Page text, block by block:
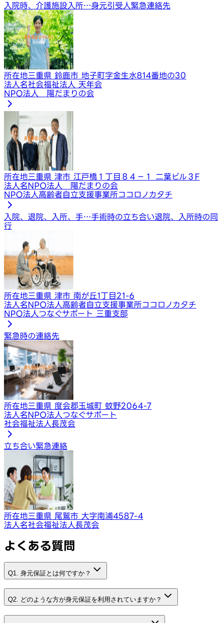
入院時、介護施設入所…身元引受人緊急連絡先
所在地三重県 鈴鹿市 地子町字金生水814番地の30
法人名社会福祉法人 天年会
NPO法人 陽だまりの会
所在地三重県 津市 江戸橋１丁目８４−１ 二葉ビル３F
法人名NPO法人 陽だまりの会
NPO法人高齢者自立支援事業所ココロノカタチ
入院、退院、入所、手…手術時の立ち合い退院、入所時の同
行
所在地三重県 津市 南が丘1丁目21-6
法人名NPO法人高齢者自立支援事業所ココロノカタチ
NPO法人つなぐサポート 三重支部
緊急時の連絡先
所在地三重県 度会郡玉城町 蚊野2064-7
法人名NPO法人つなぐサポート
社会福祉法人長茂会
立ち合い緊急連絡
所在地三重県 尾鷲市 大字南浦4587-4
法人名社会福祉法人長茂会
よくある質問
Q1. 身元保証とは何ですか？
Q2. どのような方が身元保証を利用されていますか？